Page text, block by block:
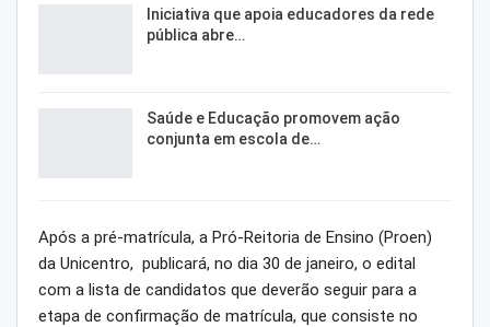
Iniciativa que apoia educadores da rede
pública abre…
Saúde e Educação promovem ação
conjunta em escola de…
Após a pré-matrícula, a Pró-Reitoria de Ensino (Proen)
da Unicentro, publicará, no dia 30 de janeiro, o edital
com a lista de candidatos que deverão seguir para a
etapa de confirmação de matrícula, que consiste no